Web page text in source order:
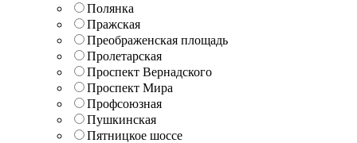
Полянка
Пражская
Преображенская площадь
Пролетарская
Проспект Вернадского
Проспект Мира
Профсоюзная
Пушкинская
Пятницкое шоссе